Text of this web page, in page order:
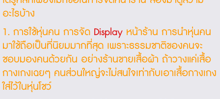
อะไรบ้าง
1. การใช้หุ่นคน การจัด Displayหน้าร้าน การนำหุ่นคน
มาใช้ถือเป็นที่นิยมมากที่สุด เพราะธรรมชาติของคนจะ
ชอบมองคนด้วยกัน อย่างร้านขายเสื้อผ้า ถ้าวางแค่เสื้อ
กางเกงเฉยๆ คนส่วนใหญ่จะไม่สนใจเท่ากับเอาเสื้อกางเกง
ใส่ไว้ในหุ่นโชว์